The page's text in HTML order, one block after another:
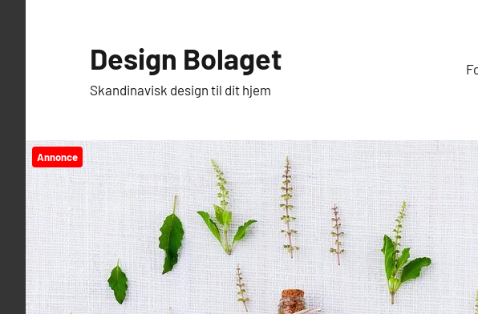
Design Bolaget
Skandinavisk design til dit hjem
Annonce